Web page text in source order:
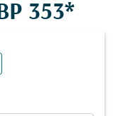
353*